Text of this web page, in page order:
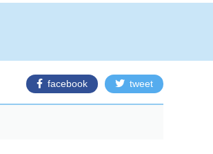
facebook tweet